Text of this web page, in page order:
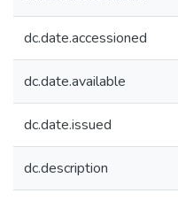
dc.date.accessioned
dc.date.available
dc.date.issued
dc.description